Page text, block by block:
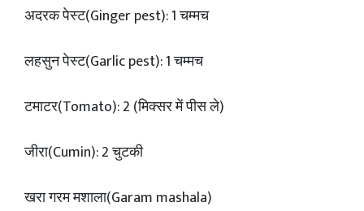
अदरक पेस्ट(Ginger pest): 1 चम्मच
लहसुन पेस्ट(Garlic pest): 1 चम्मच
टमाटर(Tomato): 2 (मिक्सर में पीस ले)
जीरा(Cumin): 2 चुटकी
खरा गरम मशाला(Garam mashala)